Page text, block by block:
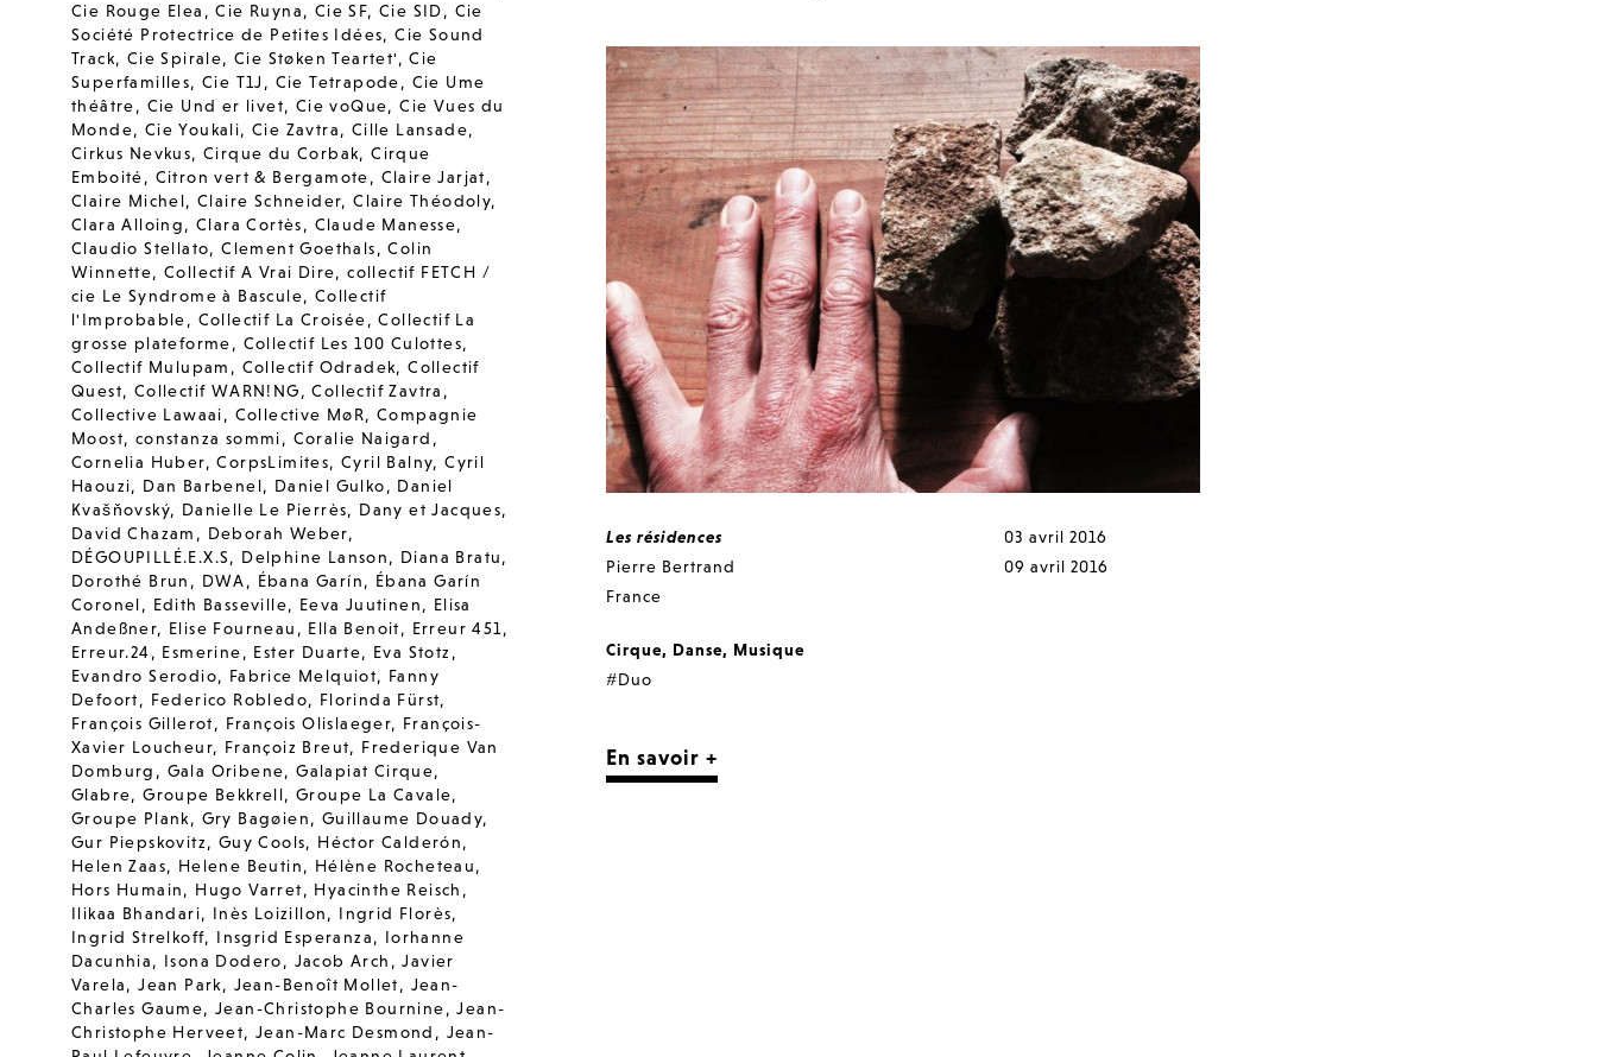
Cie Rouge Elea ,Cie Ruyna, Cie SF,Cie SID, Cie
Société Protectrice de Petites Idées,Cie Sound
Track, Cie Spirale,Cie Støken Teartet',Cie
Superfamilles,Cie T1J , Cie Tetrapode, Cie Ume
théâtre, Cie Und er livet, Cie voQue,Cie Vues du
Monde, Cie Youkali,Cie Zavtra, Cille Lansade,
Cirkus Nevkus,Cirque du Corbak,Cirque
Emboité, Citron vert & Bergamote, Claire Jarjat,
Claire Michel,Claire Schneider,Claire Théodoly,
Clara Alloing,Clara Cortès, Claude Manesse,
Claudio Stellato,Clement Goethals,Colin
Winnette,Collectif A Vrai Dire,collectif FETCH /
cie Le Syndrome à Bascule, Collectif
l'Improbable, Collectif La Croisée,Collectif La
grosse plateforme, Collectif Les 100 Culottes,
Collectif Mulupam , Collectif Odradek,Collectif
Quest, Collectif WARN!NG,Collectif Zavtra ,
Collective Lawaai, Collective MøR,Compagnie
Moost, constanza sommi, Coralie Naigard ,
Cornelia Huber,CorpsLimites,Cyril Balny,Cyril
Haouzi, Dan Barbenel, Daniel Gulko, Daniel
Kvašňovský, Danielle Le Pierrès, Dany et Jacques,
David Chazam , Deborah Weber,
DÉGOUPILLÉ.E.X.S, Delphine Lanson, Diana Bratu,
Dorothé Brun , DWA, Ébana Garín, Ébana Garín
Coronel, Edith Basseville, Eeva Juutinen, Elisa
Andeßner, Elise Fourneau , Ella Benoit, Erreur 451,
Erreur.24, Esmerine, Ester Duarte, Eva Stotz ,
Evandro Serodio, Fabrice Melquiot, Fanny
Defoort, Federico Robledo, Florinda Fürst,
François Gillerot, François Olislaeger, François-
Xavier Loucheur, Françoiz Breut, Frederique Van
Domburg , Gala Oribene,Galapiat Cirque,
Glabre,Groupe Bekkrell,Groupe La Cavale,
Groupe Plank, Gry Bagøien, Guillaume Douady,
Gur Piepskovitz, Guy Cools, Héctor Calderón,
Helen Zaas, Helene Beutin, Hélène Rocheteau,
Hors Humain, Hugo Varret, Hyacinthe Reisch ,
Ilikaa Bhandari, Inès Loizillon, Ingrid Florès,
Ingrid Strelkoff, Insgrid Esperanza, Iorhanne
Dacunhia, Isona Dodero, Jacob Arch ,Javier
Varela,Jean Park, Jean-Benoît Mollet, Jean-
Charles Gaume,Jean-Christophe Bournine,Jean-
Christophe Herveet,Jean-Marc Desmond , Jean-
Les résidences
Pierre Bertrand
France
Cirque, Danse, Musique
#Duo
03 avril 2016
09 avril 2016
En savoir +